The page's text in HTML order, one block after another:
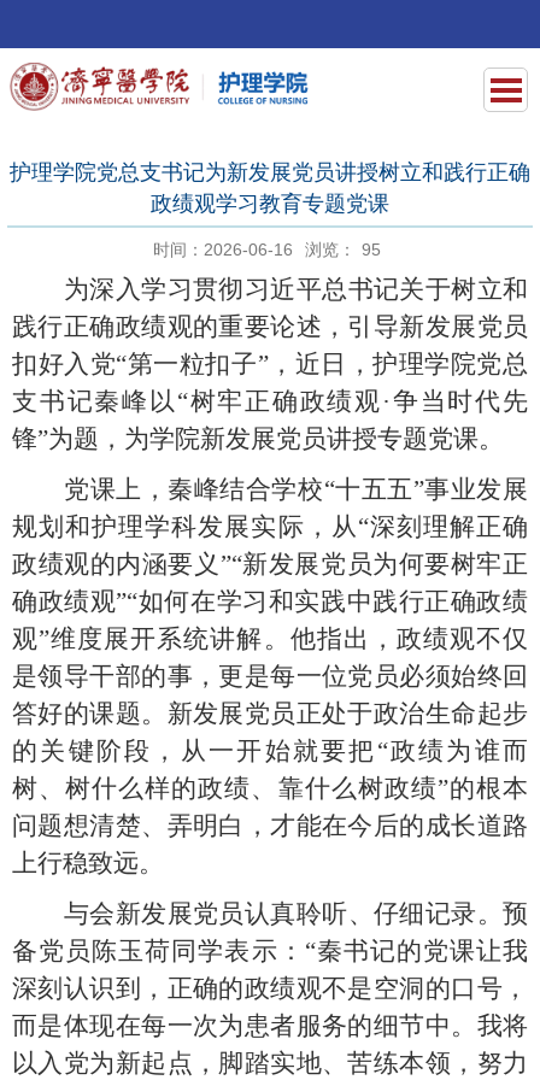
护理学院党总支书记为新发展党员讲授树立和践行正确
政绩观学习教育专题党课
时间：2026-06-16 浏览： 95
为深入学习贯彻习近平总书记关于树立和
践行正确政绩观的重要论述，引导新发展党员
扣好入党“第一粒扣子”， 近日，护理学院党总
支书记秦峰以“树牢正确政绩观·争当时代先
锋”为题，为学院新发展党员讲授专题党课。
党课上，秦峰结合学校“十五五”事业发展
规划和护理学科发展实际，从“深刻理解正确
政绩观的内涵要义”“新发展党员为何要树牢正
确政绩观”“如何在学习和实践中践行正确政绩
观”维度展开系统讲解。他指出，政绩观不仅
是领导干部的事，更是每一位党员必须始终回
答好的课题。新发展党员正处于政治生命起步
的关键阶段，从一开始就要把“政绩为谁而
树、树什么样的政绩、靠什么树政绩”的根本
问题想清楚、弄明白，才能在今后的成长道路
上行稳致远。
与会新发展党员认真聆听、仔细记录。预
备党员 陈玉荷同学表示： “秦书记的党课让我
深刻认识到，正确的政绩观不是空洞的口号，
而是体现在每一次为患者服务的细节中。我将
以入党为新起点，脚踏实地、苦练本领，努力